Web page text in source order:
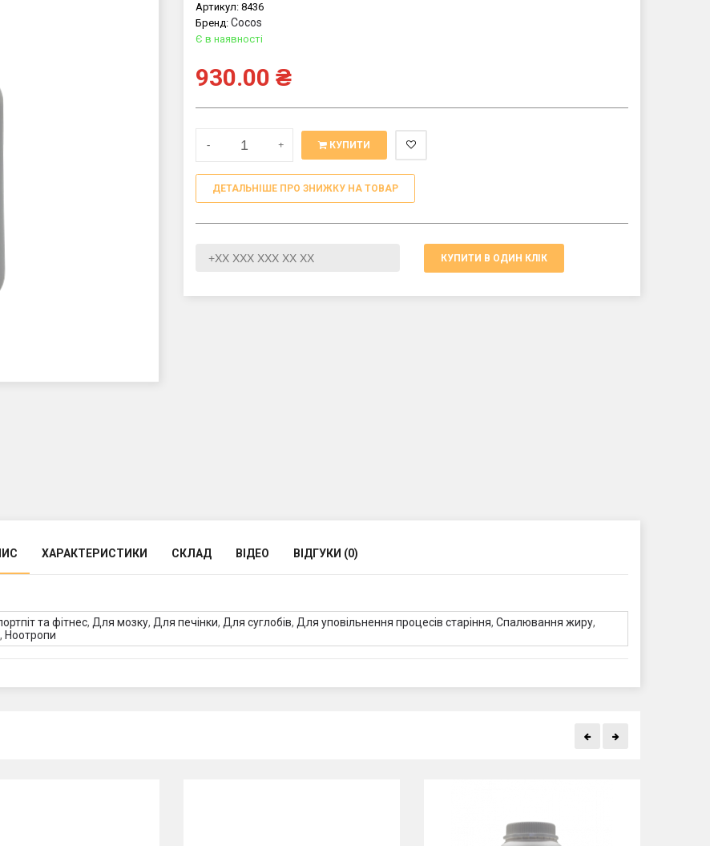
Артикул: 8436
Бренд: Cocos
Є в наявності
930.00 ₴
- + КУПИТИ
ДЕТАЛЬНІШЕ ПРО ЗНИЖКУ НА ТОВАР
КУПИТИ В ОДИН КЛІК
ХАРАКТЕРИСТИКИ СКЛАД ВІДЕО ВІДГУКИ (0)
та фітнес, Для мозку, Для печінки, Для суглобів, Для уповільнення процесів старіння, Спалювання жиру,
, Ноотропи